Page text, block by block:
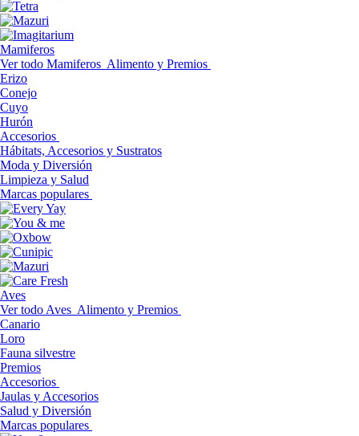
Mamiferos
Ver todo Mamiferos Alimento y Premios
Erizo
Conejo
Cuyo
Hurón
Accesorios
Hábitats, Accesorios y Sustratos
Moda y Diversión
Limpieza y Salud
Marcas populares
Aves
Ver todo Aves Alimento y Premios
Canario
Loro
Fauna silvestre
Premios
Accesorios
Jaulas y Accesorios
Salud y Diversión
Marcas populares